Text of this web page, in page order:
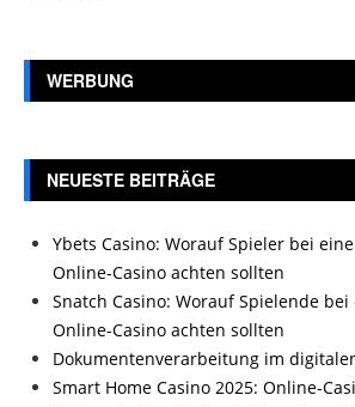
WERBUNG
NEUESTE BEITRÄGE
Ybets Casino: Worauf Spieler bei
Online-Casino achten sollten
Snatch Casino: Worauf Spielende
Online-Casino achten sollten
Dokumentenverarbeitung im
Smart Home Casino 2025: Online-